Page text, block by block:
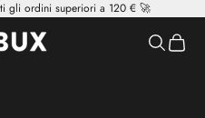
gli ordini superiori a 120 € 🚀
- Distributor Mostra il